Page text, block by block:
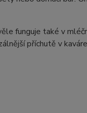
funguje také v
příchutě v